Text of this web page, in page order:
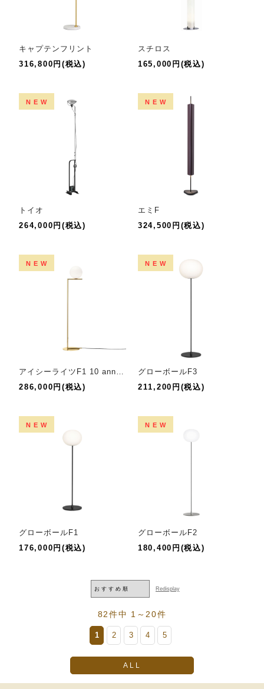
キャプテンフリント
316,800円(税込)
スチロス
165,000円(税込)
NEW
トイオ
264,000円(税込)
NEW
エミF
324,500円(税込)
NEW
286,000円(税込)
NEW
グローボールF3
211,200円(税込)
NEW
グローボールF1
176,000円(税込)
NEW
グローボールF2
180,400円(税込)
82件中 1～20件
1 2 3 4 5
ALL